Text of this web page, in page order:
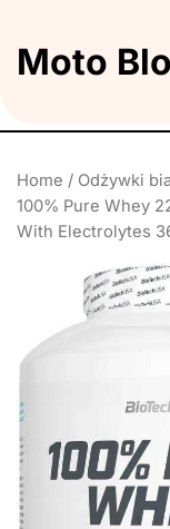
Moto
Home / Odżywki
100% Pure Whey
With Electrolytes